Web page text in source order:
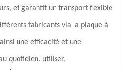
et garantit un transport flexible
fabricants via la plaque à
une efficacité et une
quotidien. utiliser.